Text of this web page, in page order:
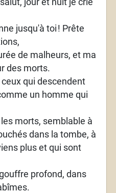
jusqu'à toi ! Prête
de malheurs, et ma
des morts.
qui descendent
un homme qui
morts, semblable à
dans la tombe, à
plus et qui sont
profond, dans